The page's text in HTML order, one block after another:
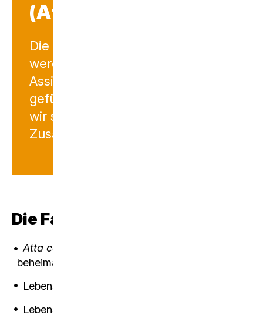
(Atta cephalotes)
Die Blattschneiderameisen
werden von unseren Biologie
Assistenten betreut und
gefüttert. Im Unterricht können
wir so direkt auf das interessante
Zusammenleben eingehen.
Die Fakten im Überblick
Atta cephalotes
beheimatet
Lebenserwartung Königin: 15 – 20 Jahre
Lebenserwartung Arbeiterin: 1 – 1.5 Jahre